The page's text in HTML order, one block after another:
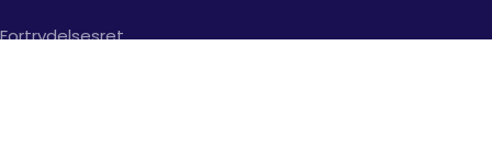
Fortrydelsesret